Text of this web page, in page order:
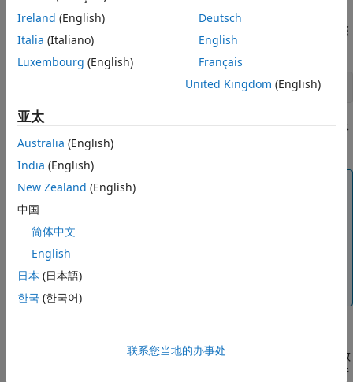
正在运行的模型中的每个非虚拟模块都有一个
数，该参数的值是运行仿真时模块的运行时对象的句柄。这样，您
就可以使用get_param 获得模块的运行时对象。例如，以下语句
rto = get_param(gcb,'RuntimeObject');
返回当前所选模块的运行时对象。运行时对象数据是只读的。您不
能使用运行时对象更改模块的参数、输入、输出和状态数据。
注意
模型编译过程中作为优化措施而消除的模块也没有运行时对
象（请参阅
行或暂停时，才存在运行时对象。如果模型停止，
get_param
所有现有句柄都变为空句柄。
模块运行时 API 的一种应用是在仿真过程中收集关键点处的诊断数
据，例如模块在计算其输出或导数之前或之后的状态值。模块运行
Ireland (English)
Italia (Italiano)
Luxembourg (English)
Deutsch
English
Français
United Kingdom (English)
亚太
Australia (English)
India (English)
New Zealand (English)
中国
简体中文
English
日本 (日本語)
한국 (한국어)
联系您当地的办事处